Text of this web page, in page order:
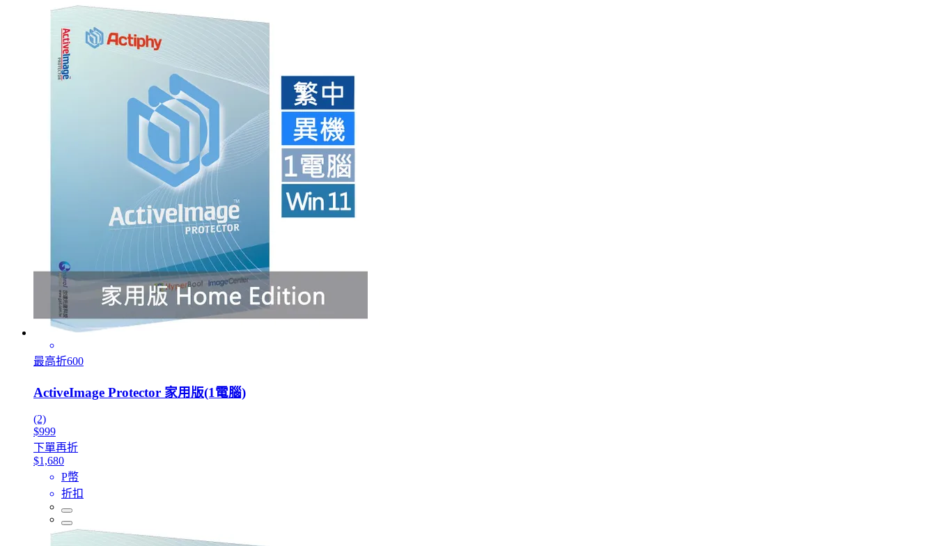
最高折600
ActiveImage Protector 家用版(1電腦)
(2)
$999
下單再折
$1,680
P幣
折扣